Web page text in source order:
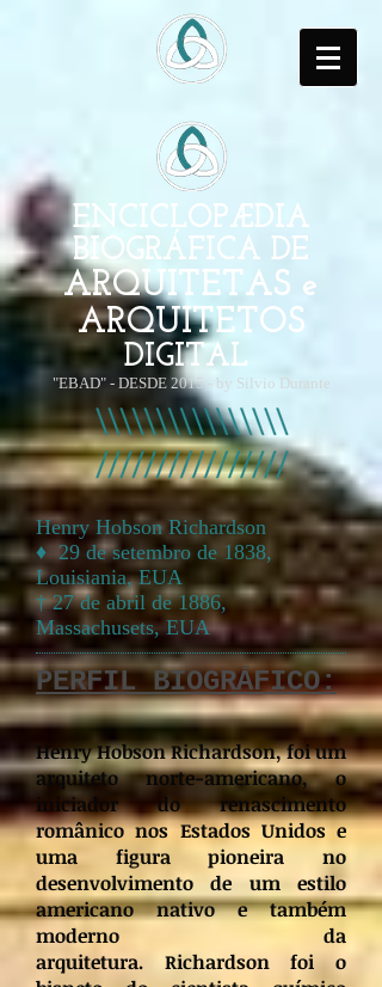
ENCICLOPÆDIA
BIOGRÁFICA DE
ARQUITETAS e
ARQUITETOS
DIGITAL
"EBAD" - DESDE 2015 - by Silvio Durante
Henry Hobson Richardson
♦ 29 de setembro de 1838,
Louisiania, EUA
† 27 de abril de 1886,
Massachusets, EUA
PERFIL BIOGRÁFICO:
Henry Hobson Richardson, foi um
arquiteto norte-americano, o
iniciador do renascimento
românico nos Estados Unidos e
uma figura pioneira no
desenvolvimento de um estilo
americano nativo e também
moderno da
arquitetura. Richardson foi o